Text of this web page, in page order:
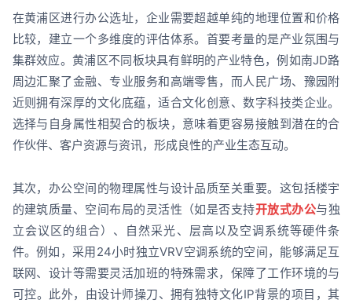
在黄浦区进行办公选址，企业需要超越单纯的地理位置和价格
比较，建立一个多维度的评估体系。首要考量的是产业氛围与
集群效应。黄浦区不同板块具有鲜明的产业特色，例如南JD路
周边汇聚了金融、专业服务和高端零售，而人民广场、豫园附
近则拥有深厚的文化底蕴，适合文化创意、数字科技类企业。
选择与自身属性相契合的板块，意味着更容易接触到潜在的合
作伙伴、客户资源与资讯，形成良性的产业生态互动。
其次，办公空间的物理属性与设计品质至关重要。这包括楼宇
的建筑质量、空间布局的灵活性（如是否支持开放式办公与独
立会议区的组合）、自然采光、层高以及空调系统等硬件条
件。例如，采用24小时独立VRV空调系统的空间，能够满足互
联网、设计等需要灵活加班的特殊需求，保障了工作环境的与
可控。此外，由设计师操刀、拥有独特文化IP背景的项目，其